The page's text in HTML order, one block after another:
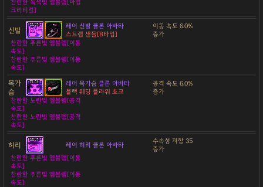
찬란한 녹색빛 엠블렘[마법
크리티컬]
신발
레어 신발 클론 아바타
스트랩 샌들[B타입]
이동 속도 6.0%
증가
찬란한 푸른빛 엠블렘[이동
속도]
찬란한 푸른빛 엠블렘[이동
속도]
목가
슴
레어 목가슴 클론 아바타
블랙 웨딩 플라워 쵸크
공격 속도 6.0%
증가
찬란한 노란빛 엠블렘[공격
속도]
찬란한 노란빛 엠블렘[공격
속도]
허리 레어 허리 클론 아바타
수속성 저항 35
증가
찬란한 푸른빛 엠블렘[이동
속도]
찬란한 푸른빛 엠블렘[이동
속도]